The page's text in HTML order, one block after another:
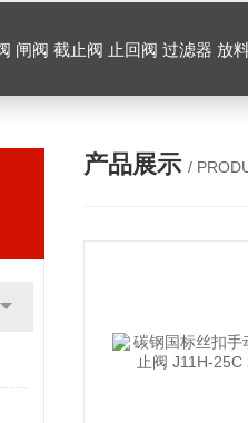
闸阀 截止阀 止回阀 过滤器 放
产品展示 /